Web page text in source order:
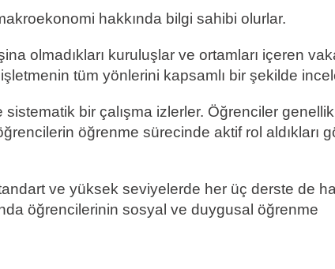
hakkında bilgi sahibi olurlar.
olmadıkları kuruluşlar ve ortamları içeren
tüm yönlerini kapsamlı bir şekilde
bir çalışma izlerler. Öğrenciler
öğrenme sürecinde aktif rol aldıkları
ve yüksek seviyelerde her üç derste de
öğrencilerinin sosyal ve duygusal öğrenme